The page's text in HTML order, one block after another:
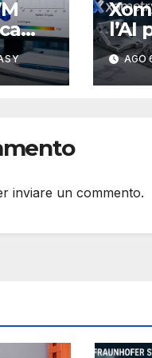
in
l’AI
più
AGO
inviare un commento.